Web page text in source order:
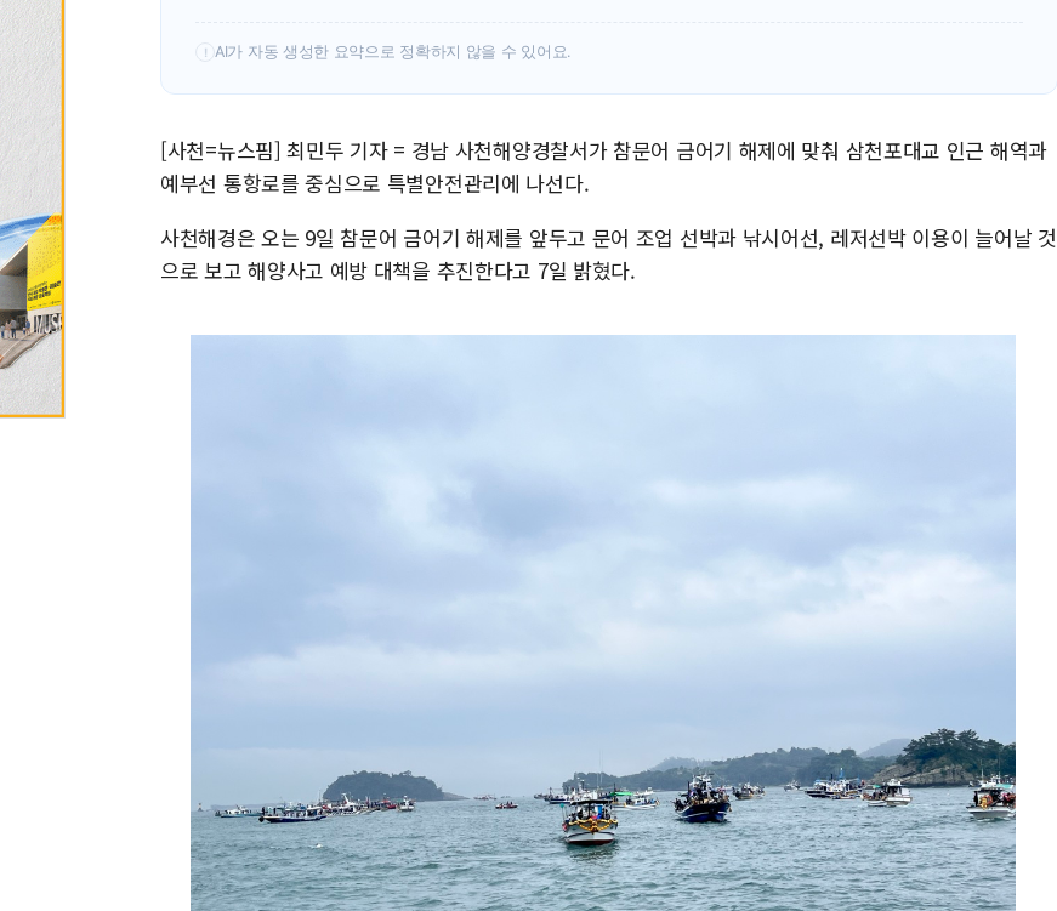
! AI가 자동 생성한 요약으로 정확하지 않을 수 있어요.
[사천=뉴스핌] 최민두 기자 = 경남 사천해양경찰서가 참문어 금어기 해제에 맞춰 삼천포대교 인근 해역과
예부선 통항로를 중심으로 특별안전관리에 나선다.
사천해경은 오는 9일 참문어 금어기 해제를 앞두고 문어 조업 선박과 낚시어선, 레저선박 이용이 늘어날 것
으로 보고 해양사고 예방 대책을 추진한다고 7일 밝혔다.